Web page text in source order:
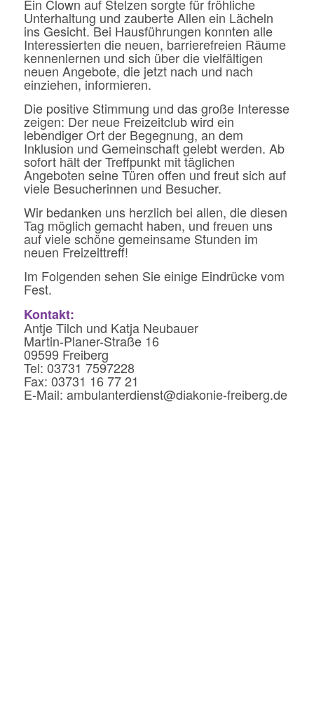
Ein Clown auf Stelzen sorgte für fröhliche
Unterhaltung und zauberte Allen ein Lächeln
ins Gesicht. Bei Hausführungen konnten alle
Interessierten die neuen, barrierefreien Räume
kennenlernen und sich über die vielfältigen
neuen Angebote, die jetzt nach und nach
einziehen, informieren.
Die positive Stimmung und das große Interesse
zeigen: Der neue Freizeitclub wird ein
lebendiger Ort der Begegnung, an dem
Inklusion und Gemeinschaft gelebt werden. Ab
sofort hält der Treffpunkt mit täglichen
Angeboten seine Türen offen und freut sich auf
viele Besucherinnen und Besucher.
Wir bedanken uns herzlich bei allen, die diesen
Tag möglich gemacht haben, und freuen uns
auf viele schöne gemeinsame Stunden im
neuen Freizeittreff!
Im Folgenden sehen Sie einige Eindrücke vom
Fest.
Kontakt:
Antje Tilch und Katja Neubauer
Martin-Planer-Straße 16
09599 Freiberg
Tel: 03731 7597228
Fax: 03731 16 77 21
E-Mail: ambulanterdienst@diakonie-freiberg.de